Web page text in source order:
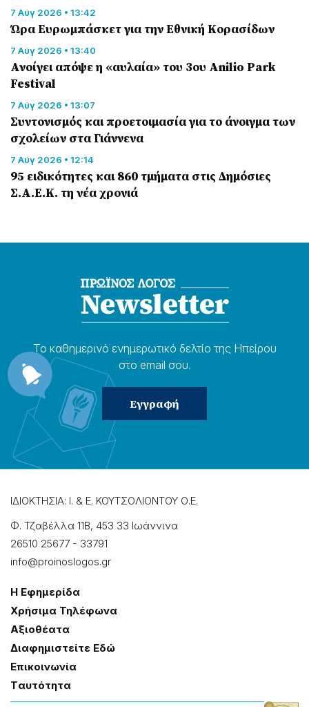
7 Αύγ 2026 • 13:42
Ώρα Ευρωμπάσκετ για την Εθνική Κορασίδων
7 Αύγ 2026 • 13:40
Ανοίγει απόψε η «αυλαία» του 3ου Anilio Park
Festival
7 Αύγ 2026 • 13:07
Συντονισμός και προετοιμασία για το άνοιγμα των
σχολείων στα Γιάννενα
7 Αύγ 2026 • 12:14
95 ειδικότητες και 860 τμήματα στις Δημόσιες
Σ.Α.Ε.Κ. τη νέα χρονιά
Το καθημερɩνό ενημερωτɩκό δελτίο της Ηπείρου
στο email σου.
ΙΔΙΟΚΤΗΣΙΑ: Ι. & Ε. ΚΟΥΤΣΟΛΙΟΝΤΟΥ Ο.Ε.
Φ. Τζαβέλλα 11Β, 453 33 Ιωάννɩνα
26510 25677 - 33791
info@proinoslogos.gr
Η Εφημερίδα
Χρήσɩμα Τηλέφωνα
Αξɩοθέατα
Δɩαφημɩστείτε Εδώ
Επɩκοɩνωνία
Tαυτότητα